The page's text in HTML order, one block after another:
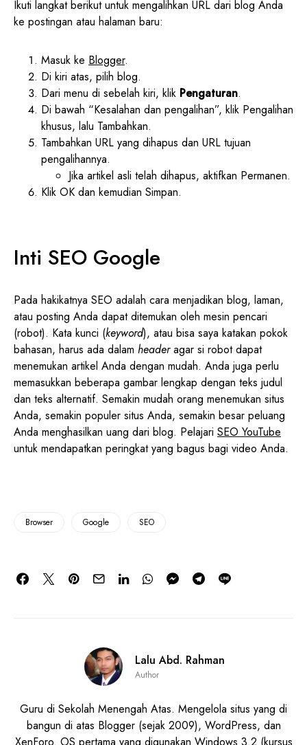
Ikuti langkat berikut untuk mengalihkan URL dari blog Anda
ke postingan atau halaman baru:
Masuk ke Blogger.
Di kiri atas, pilih blog.
Dari menu di sebelah kiri, klik Pengaturan.
Di bawah “Kesalahan dan pengalihan”, klik Pengalihan
khusus, lalu Tambahkan.
Tambahkan URL yang dihapus dan URL tujuan
pengalihannya.
Jika artikel asli telah dihapus, aktifkan Permanen.
Klik OK dan kemudian Simpan.
Inti SEO Google
Pada hakikatnya SEO adalah cara menjadikan blog, laman,
atau posting Anda dapat ditemukan oleh mesin pencari
(robot). Kata kunci (keyword), atau bisa saya katakan pokok
bahasan, harus ada dalam headeragar si robot dapat
menemukan artikel Anda dengan mudah. Anda juga perlu
memasukkan beberapa gambar lengkap dengan teks judul
dan teks alternatif. Semakin mudah orang menemukan situs
Anda, semakin populer situs Anda, semakin besar peluang
Anda menghasilkan uang dari blog. Pelajari SEO YouTube
untuk mendapatkan peringkat yang bagus bagi video Anda.
Browser Google SEO
Lalu Abd. Rahman
Author
Guru di Sekolah Menengah Atas. Mengelola situs yang di
bangun di atas Blogger (sejak 2009), WordPress, dan